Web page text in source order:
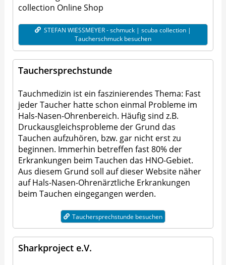
collection Online Shop
STEFAN WIESSMEYER - schmuck | scuba collection |
Taucherschmuck besuchen
Tauchersprechstunde
Tauchmedizin ist ein faszinierendes Thema: Fast
jeder Taucher hatte schon einmal Probleme im
Hals-Nasen-Ohrenbereich. Häufig sind z.B.
Druckausgleichsprobleme der Grund das
Tauchen aufzuhören, bzw. gar nicht erst zu
beginnen. Immerhin betreffen fast 80% der
Erkrankungen beim Tauchen das HNO-Gebiet.
Aus diesem Grund soll auf dieser Website näher
auf Hals-Nasen-Ohrenärztliche Erkrankungen
beim Tauchen eingegangen werden.
Tauchersprechstunde besuchen
Sharkproject e.V.